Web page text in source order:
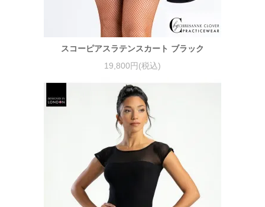
スコーピアスラテンスカート ブラック
19,800円(税込)